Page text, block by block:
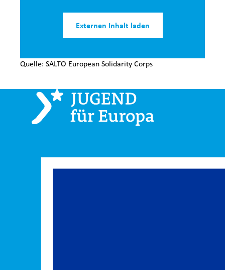
Externen Inhalt laden
Quelle: SALTO European Solidarity Corps